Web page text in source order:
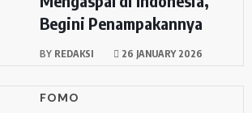
Begini Penampakannya
BY REDAKSI 26 JANUARY 2026
FOMO